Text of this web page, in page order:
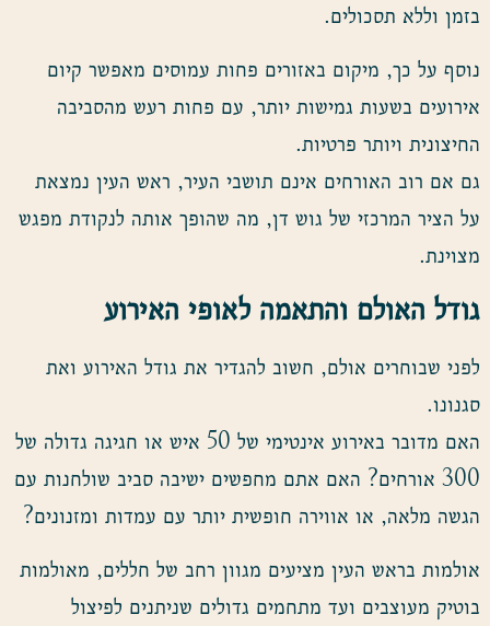
בזמן וללא תסכולים.
נוסף על כך, מיקום באזורים פחות עמוסים מאפשר קיום
אירועים בשעות גמישות יותר, עם פחות רעש מהסביבה
החיצונית ויותר פרטיות.
גם אם רוב האורחים אינם תושבי העיר, ראש העין נמצאת
על הציר המרכזי של גוש דן, מה שהופך אותה לנקודת מפגש
מצוינת.
גודל האולם והתאמה לאופי האירוע
לפני שבוחרים אולם, חשוב להגדיר את גודל האירוע ואת
סגנונו.
האם מדובר באירוע אינטימי של 50 איש או חגיגה גדולה של
300 אורחים? האם אתם מחפשים ישיבה סביב שולחנות עם
הגשה מלאה, או אווירה חופשית יותר עם עמדות ומזנונים?
אולמות בראש העין מציעים מגוון רחב של חללים, מאולמות
בוטיק מעוצבים ועד מתחמים גדולים שניתנים לפיצול